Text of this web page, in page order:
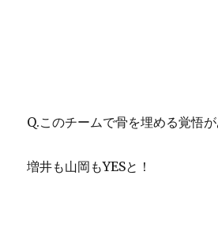
Q.このチームで骨を埋める覚悟
増井も山岡もYESと！